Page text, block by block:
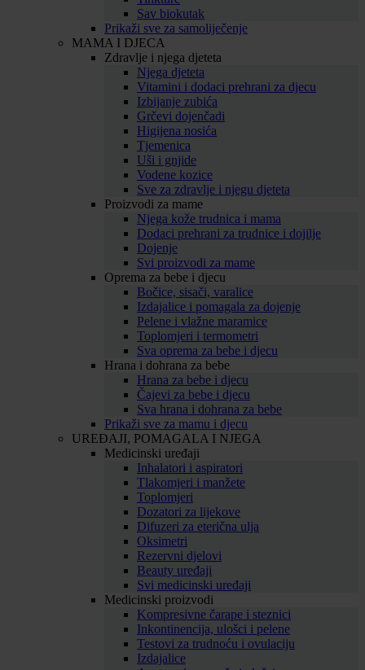
Sav biokutak
Prikaži sve za samoliječenje
MAMA I DJECA
Zdravlje i njega djeteta
Njega djeteta
Vitamini i dodaci prehrani za djecu
Izbijanje zubića
Grčevi dojenčadi
Higijena nosića
Tjemenica
Uši i gnjide
Vodene kozice
Sve za zdravlje i njegu djeteta
Proizvodi za mame
Njega kože trudnica i mama
Dodaci prehrani za trudnice i dojilje
Dojenje
Svi proizvodi za mame
Oprema za bebe i djecu
Bočice, sisači, varalice
Izdajalice i pomagala za dojenje
Pelene i vlažne maramice
Toplomjeri i termometri
Sva oprema za bebe i djecu
Hrana i dohrana za bebe
Hrana za bebe i djecu
Čajevi za bebe i djecu
Sva hrana i dohrana za bebe
Prikaži sve za mamu i djecu
UREĐAJI, POMAGALA I NJEGA
Medicinski uređaji
Inhalatori i aspiratori
Tlakomjeri i manžete
Toplomjeri
Dozatori za lijekove
Difuzeri za eterična ulja
Oksimetri
Rezervni djelovi
Beauty uređaji
Svi medicinski uređaji
Medicinski proizvodi
Kompresivne čarape i steznici
Inkontinencija, ulošci i pelene
Testovi za trudnoću i ovulaciju
Izdajalice